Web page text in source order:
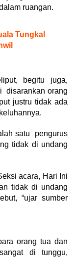
ruangan.
Tungkal
begitu juga,
disarankan orang
justru tidak ada
satu pengurus
tidak di undang
acara, Hari Ini
tidak di undang
“ujar sumber
orang tua dan
di tunggu,